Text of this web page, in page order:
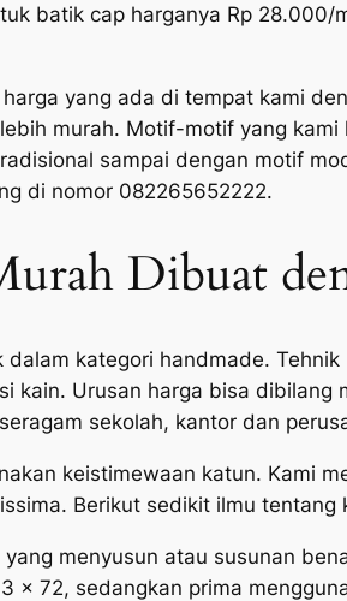
batik cap harganya Rp
yang ada di tempat kami
murah. Motif-motif yang
sampai dengan motif
di nomor 082265652222.
Dibuat
dalam kategori handmade.
kain. Urusan harga bisa
sekolah, kantor dan
keistimewaan katun. Kami
Berikut sedikit ilmu tentang
menyusun atau susunan
x 72, sedangkan prima